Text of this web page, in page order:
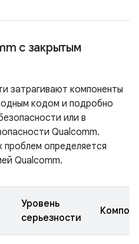
с закрытым
затрагивают компоненты
кодом и подробно
или в
Qualcomm.
проблем определяется
Qualcomm.
Уровень
серьезности